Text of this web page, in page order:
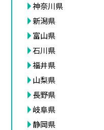
神奈川県
新潟県
富山県
石川県
福井県
山梨県
長野県
岐阜県
静岡県